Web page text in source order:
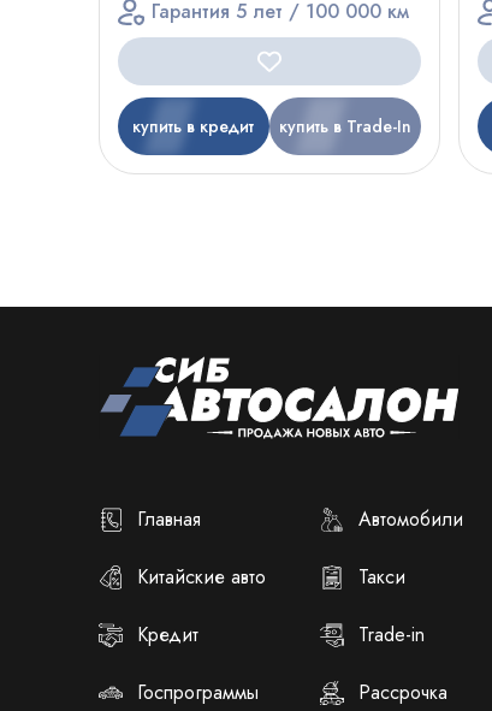
Гарантия 5 лет / 100 000 км
купить в кредит купить в Trade-In
Главная Автомобили
Китайские авто Такси
Кредит Trade-in
Госпрограммы Рассрочка